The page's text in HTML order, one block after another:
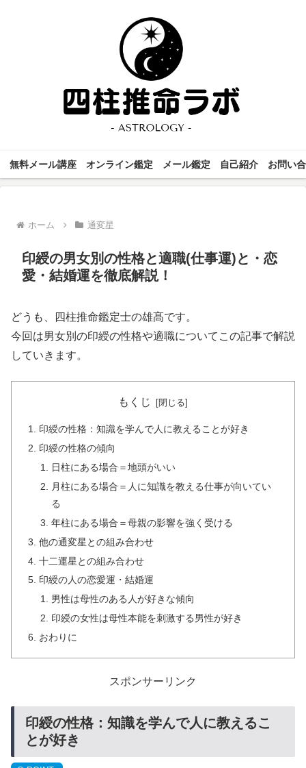
無料メール講座 オンライン鑑定 メール鑑定 自己紹介 お問い
ホーム 通変星
印綬の男女別の性格と適職(仕事運)と・恋
愛・結婚運を徹底解説！
どうも、四柱推命鑑定士の雄髙です。
今回は男女別の印綬の性格や適職についてこの記事で解説
していきます。
もくじ
印綬の性格：知識を学んで人に教えることが好き
印綬の性格の傾向
日柱にある場合＝地頭がいい
月柱にある場合＝人に知識を教える仕事が向いてい
る
年柱にある場合＝母親の影響を強く受ける
他の通変星との組み合わせ
十二運星との組み合わせ
印綬の人の恋愛運・結婚運
男性は母性のある人が好きな傾向
印綬の女性は母性本能を刺激する男性が好き
おわりに
スポンサーリンク
印綬の性格：知識を学んで人に教えるこ
とが好き